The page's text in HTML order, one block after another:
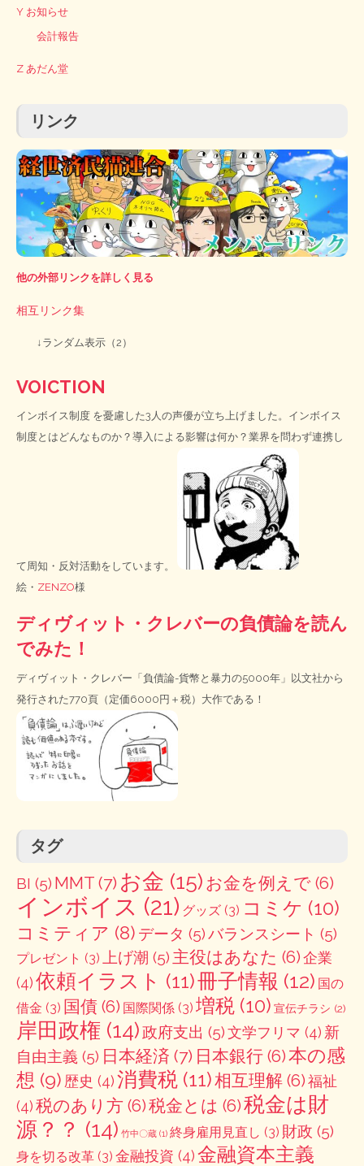
Y お知らせ
会計報告
Z あだん堂
リンク
他の外部リンクを詳しく見る
相互リンク集
↓ランダム表示（2）
VOICTION
インボイス制度 を憂慮した3人の声優が立ち上げました。インボイス
制度とはどんなものか？導入による影響は何か？業界を問わず連携し
て周知・反対活動をしています。
絵・ ZENZO様
ディヴィット・クレバーの負債論を読ん
でみた！
ディヴィット・クレバー「負債論-貨幣と暴力の5000年」以文社から
発行された770頁（定価6000円＋税）大作である！
タグ
BI (5) MMT (7) お金 (15) お金を例えで (6)
インボイス (21) グッズ (3) コミケ (10)
コミティア (8) データ (5)バランスシート (5)
プレゼント (3) 上げ潮 (5) 主役はあなた (6)企業
(4)依頼イラスト (11)冊子情報 (12) 国の
借金 (3) 国債 (6) 国際関係 (3) 増税 (10) 宣伝チラシ (2)
岸田政権 (14)政府支出 (5)文学フリマ (4) 新
自由主義 (5) 日本経済 (7) 日本銀行 (6)本の感
想 (9) 歴史 (4)消費税 (11)相互理解 (6)福祉
(4)税のあり方 (6)税金とは (6)税金は財
源？？ (14) 竹中〇蔵 (1) 終身雇用見直し (3) 財政 (5)
身を切る改革 (3) 金融投資 (4)金融資本主義